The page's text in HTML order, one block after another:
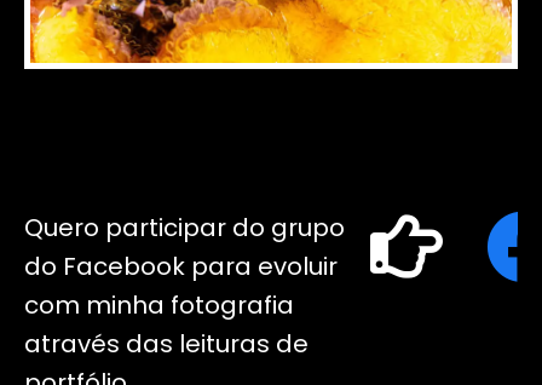
Quero participar do grupo
do Facebook para evoluir
com minha fotografia
através das leituras de